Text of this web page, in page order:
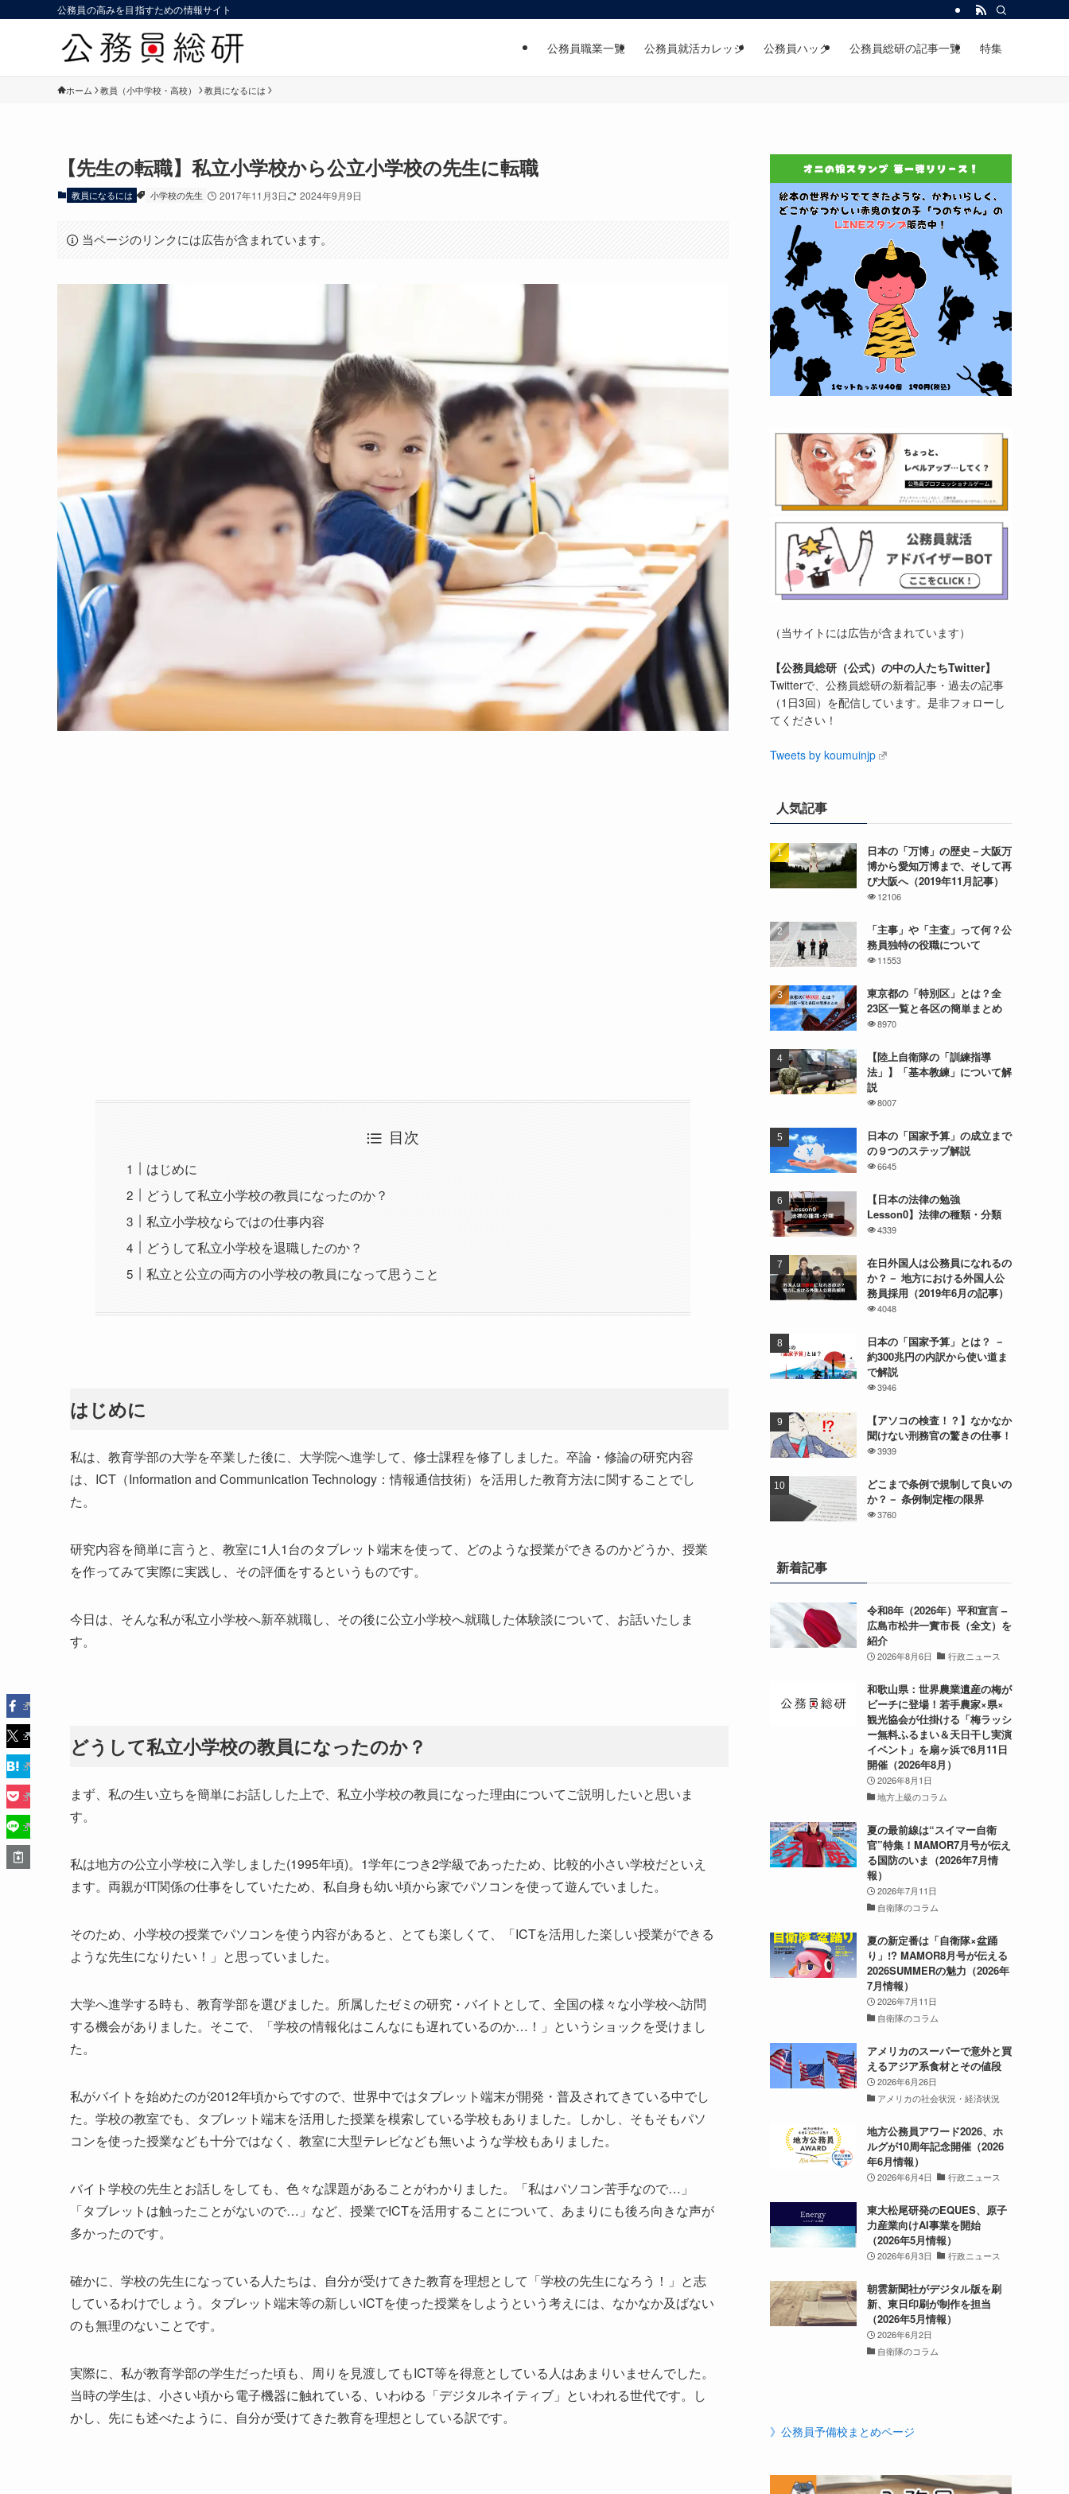
公務員の高みを目指すための情報サイト
公務員職業一覧 公務員就活カレッジ 公務員ハック 公務員総研の記事一覧 特集
ホーム 教員（小中学校・高校） 教員になるには
【先生の転職】私立小学校から公立小学校の先生に転職
教員になるには 小学校の先生 2017年11月3日 2024年9月9日
当ページのリンクには広告が含まれています。
目次
はじめに
どうして私立小学校の教員になったのか？
私立小学校ならではの仕事内容
どうして私立小学校を退職したのか？
私立と公立の両方の小学校の教員になって思うこと
はじめに
私は、教育学部の大学を卒業した後に、大学院へ進学して、修士課程を修了しました。卒論・修論の研究内容
は、ICT（Information and Communication Technology：情報通信技術）を活用した教育方法に関することでし
た。
研究内容を簡単に言うと、教室に1人1台のタブレット端末を使って、どのような授業ができるのかどうか、授業
を作ってみて実際に実践し、その評価をするというものです。
今日は、そんな私が私立小学校へ新卒就職し、その後に公立小学校へ就職した体験談について、お話いたしま
す。
どうして私立小学校の教員になったのか？
まず、私の生い立ちを簡単にお話しした上で、私立小学校の教員になった理由についてご説明したいと思いま
す。
私は地方の公立小学校に入学しました(1995年頃)。1学年につき2学級であったため、比較的小さい学校だといえ
ます。両親がIT関係の仕事をしていたため、私自身も幼い頃から家でパソコンを使って遊んでいました。
そのため、小学校の授業でパソコンを使う内容があると、とても楽しくて、「ICTを活用した楽しい授業ができる
ような先生になりたい！」と思っていました。
大学へ進学する時も、教育学部を選びました。所属したゼミの研究・バイトとして、全国の様々な小学校へ訪問
する機会がありました。そこで、「学校の情報化はこんなにも遅れているのか…！」というショックを受けまし
た。
私がバイトを始めたのが2012年頃からですので、世界中ではタブレット端末が開発・普及されてきている中でし
た。学校の教室でも、タブレット端末を活用した授業を模索している学校もありました。しかし、そもそもパソ
コンを使った授業なども十分ではなく、教室に大型テレビなども無いような学校もありました。
バイト学校の先生とお話しをしても、色々な課題があることがわかりました。「私はパソコン苦手なので…」
「タブレットは触ったことがないので…」など、授業でICTを活用することについて、あまりにも後ろ向きな声が
多かったのです。
確かに、学校の先生になっている人たちは、自分が受けてきた教育を理想として「学校の先生になろう！」と志
しているわけでしょう。タブレット端末等の新しいICTを使った授業をしようという考えには、なかなか及ばない
のも無理のないことです。
実際に、私が教育学部の学生だった頃も、周りを見渡してもICT等を得意としている人はあまりいませんでした。
当時の学生は、小さい頃から電子機器に触れている、いわゆる「デジタルネイティブ」といわれる世代です。し
かし、先にも述べたように、自分が受けてきた教育を理想としている訳です。
（当サイトには広告が含まれています）
【公務員総研（公式）の中の人たちTwitter】
Twitterで、公務員総研の新着記事・過去の記事
（1日3回）を配信しています。是非フォローし
てください！
Tweets by koumuinjp
人気記事
日本の「万博」の歴史－大阪万
博から愛知万博まで、そして再
び大阪へ（2019年11月記事）
12106
「主事」や「主査」って何？公
務員独特の役職について
11553
東京都の「特別区」とは？全
23区一覧と各区の簡単まとめ
8970
【陸上自衛隊の「訓練指導
法」】「基本教練」について解
説
8007
日本の「国家予算」の成立まで
の９つのステップ解説
6645
【日本の法律の勉強
Lesson0】法律の種類・分類
4339
在日外国人は公務員になれるの
か？－ 地方における外国人公
務員採用（2019年6月の記事）
4048
日本の「国家予算」とは？ －
約300兆円の内訳から使い道ま
で解説
3946
【アソコの検査！？】なかなか
聞けない刑務官の驚きの仕事！
3939
どこまで条例で規制して良いの
か？－ 条例制定権の限界
3760
新着記事
令和8年（2026年）平和宣言 –
広島市松井一實市長（全文）を
紹介
2026年8月6日 行政ニュース
和歌山県：世界農業遺産の梅が
ビーチに登場！若手農家×県×
観光協会が仕掛ける「梅ラッシ
ー無料ふるまい＆天日干し実演
イベント」を扇ヶ浜で8月11日
開催（2026年8月）
2026年8月1日
地方上級のコラム
夏の最前線は“スイマー自衛
官”特集！MAMOR7月号が伝え
る国防のいま（2026年7月情
報）
2026年7月11日
自衛隊のコラム
夏の新定番は「自衛隊×盆踊
り」!? MAMOR8月号が伝える
2026SUMMERの魅力（2026年
7月情報）
2026年7月11日
自衛隊のコラム
アメリカのスーパーで意外と買
えるアジア系食材とその値段
2026年6月26日
アメリカの社会状況・経済状況
地方公務員アワード2026、ホ
ルグが10周年記念開催（2026
年6月情報）
2026年6月4日 行政ニュース
東大松尾研発のEQUES、原子
力産業向けAI事業を開始
（2026年5月情報）
2026年6月3日 行政ニュース
朝雲新聞社がデジタル版を刷
新、東日印刷が制作を担当
（2026年5月情報）
2026年6月2日
自衛隊のコラム
》公務員予備校まとめページ